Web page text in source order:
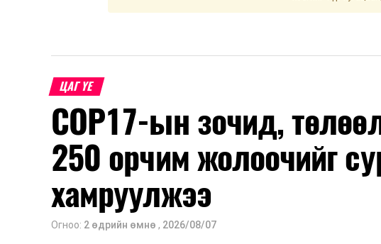
ЦАГ ҮЕ
COP17-ын зочид,
250 орчим жолоочийг
хамруулжээ
Огноо: 2 өдрийн өмнө , 2026/08/07